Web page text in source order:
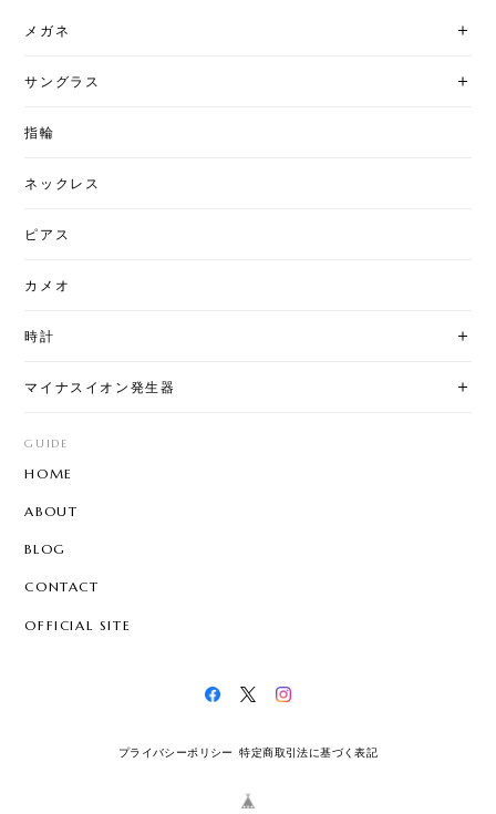
メガネ
サングラス
指輪
ネックレス
ピアス
カメオ
時計
マイナスイオン発生器
GUIDE
HOME
ABOUT
BLOG
CONTACT
OFFICIAL SITE
プライバシーポリシー 特定商取引法に基づく表記